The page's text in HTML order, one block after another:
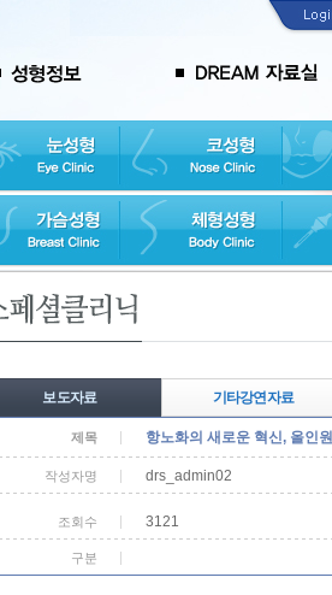
보도자료 기타강연자료
제목 항노화의 새로운 혁신, 올인
작성자명 drs_admin02
조회수 3121
구분